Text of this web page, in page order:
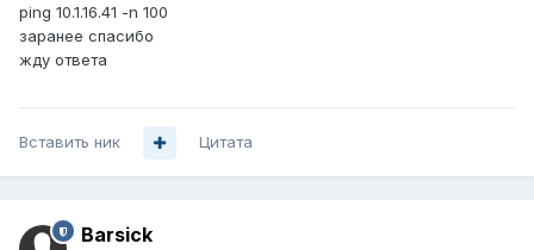
ping 10.1.16.41 -n 100
заранее спасибо
жду ответа
Вставить ник Цитата
Barsick